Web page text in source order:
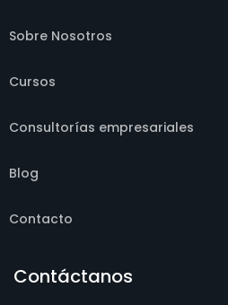
Sobre Nosotros
Cursos
Consultorías empresariales
Blog
Contacto
Contáctanos